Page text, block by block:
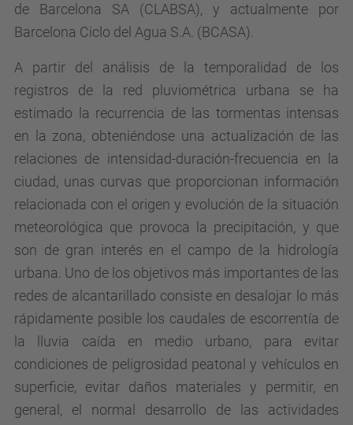
de Barcelona SA (CLABSA), y actualmente por
Barcelona Ciclo del Agua S.A. (BCASA).
A partir del análisis de la temporalidad de los
registros de la red pluviométrica urbana se ha
estimado la recurrencia de las tormentas intensas
en la zona, obteniéndose una actualización de las
relaciones de intensidad-duración-frecuencia en la
ciudad, unas curvas que proporcionan información
relacionada con el origen y evolución de la situación
meteorológica que provoca la precipitación, y que
son de gran interés en el campo de la hidrología
urbana. Uno de los objetivos más importantes de las
redes de alcantarillado consiste en desalojar lo más
rápidamente posible los caudales de escorrentía de
la lluvia caída en medio urbano, para evitar
condiciones de peligrosidad peatonal y vehículos en
superficie, evitar daños materiales y permitir, en
general, el normal desarrollo de las actividades